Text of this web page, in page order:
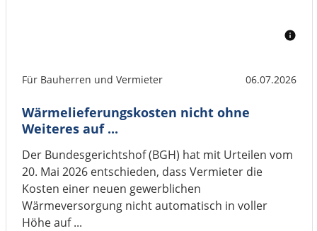
Für Bauherren und Vermieter 06.07.2026
Wärmelieferungskosten nicht ohne
Weiteres auf ...
Der Bundesgerichtshof (BGH) hat mit Urteilen vom
20. Mai 2026 entschieden, dass Vermieter die
Kosten einer neuen gewerblichen
Wärmeversorgung nicht automatisch in voller
Höhe auf ...